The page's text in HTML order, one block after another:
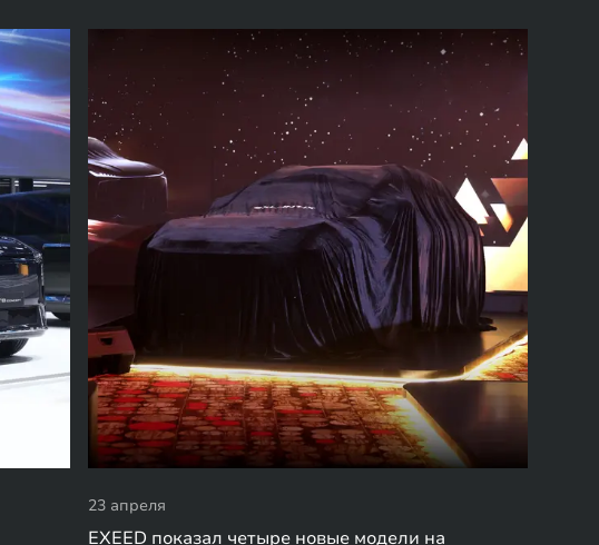
23 апреля
EXEED показал четыре новые модели на